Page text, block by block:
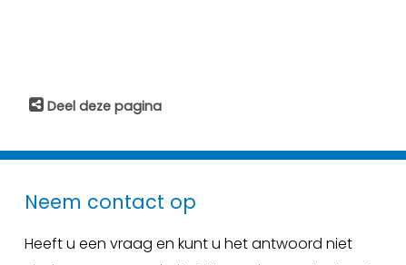
Deel deze pagina
Neem contact op
Heeft u een vraag en kunt u het antwoord niet